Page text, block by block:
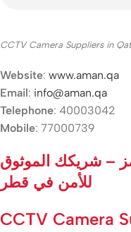
CCTV Camera Suppliers in
Website: www.aman.qa
Email: info@aman.qa
Telephone: 40003042
Mobile: 77000739
– شريكك الموثوق
للأمن في قطر
CCTV Camera